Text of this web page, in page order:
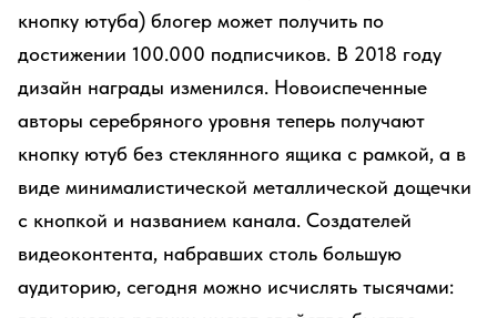
кнопку ютуба) блогер может получить по
достижении 100.000 подписчиков. В 2018 году
дизайн награды изменился. Новоиспеченные
авторы серебряного уровня теперь получают
кнопку ютуб без стеклянного ящика с рамкой, а в
виде минималистической металлической дощечки
с кнопкой и названием канала. Создателей
видеоконтента, набравших столь большую
аудиторию, сегодня можно исчислять тысячами: